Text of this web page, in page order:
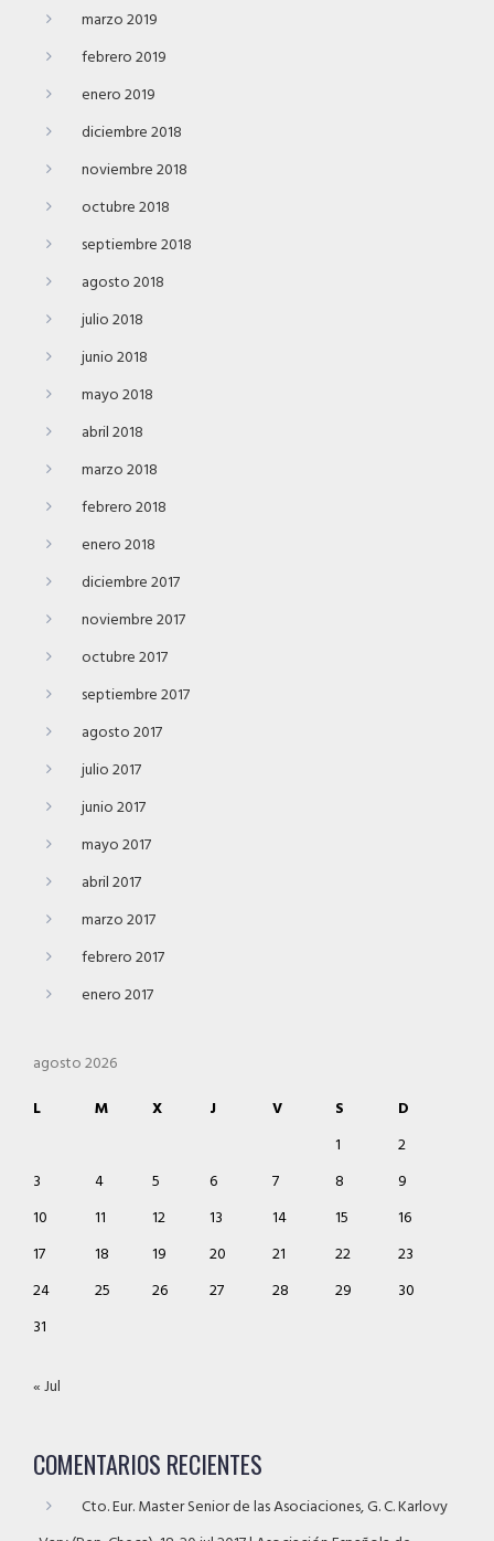
marzo 2019
febrero 2019
enero 2019
diciembre 2018
noviembre 2018
octubre 2018
septiembre 2018
agosto 2018
julio 2018
junio 2018
mayo 2018
abril 2018
marzo 2018
febrero 2018
enero 2018
diciembre 2017
noviembre 2017
octubre 2017
septiembre 2017
agosto 2017
julio 2017
junio 2017
mayo 2017
abril 2017
marzo 2017
febrero 2017
enero 2017
agosto 2026
L
M X J V S
D
1
2
3
4 5 6 7 8
9
10
11 12 13 14 15
16
17
18 19 20 21 22
23
24
25 26 27 28 29
30
31
« Jul
COMENTARIOS RECIENTES
Cto. Eur. Master Senior de las Asociaciones, G. C. Karlovy